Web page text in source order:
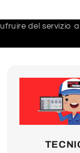
del servizio a